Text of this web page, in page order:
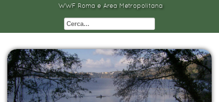
WWF Roma e Area Metropolitana